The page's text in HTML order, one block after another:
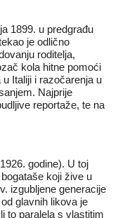
1899. u predgrađu
je odlično
roditelja,
kola hitne pomoći
Italiji i razočarenja u
Najprije
reportaže, te na
godine). U toj
koji žive u
izgubljene generacije
glavnih likova je
to paralela s vlastitim